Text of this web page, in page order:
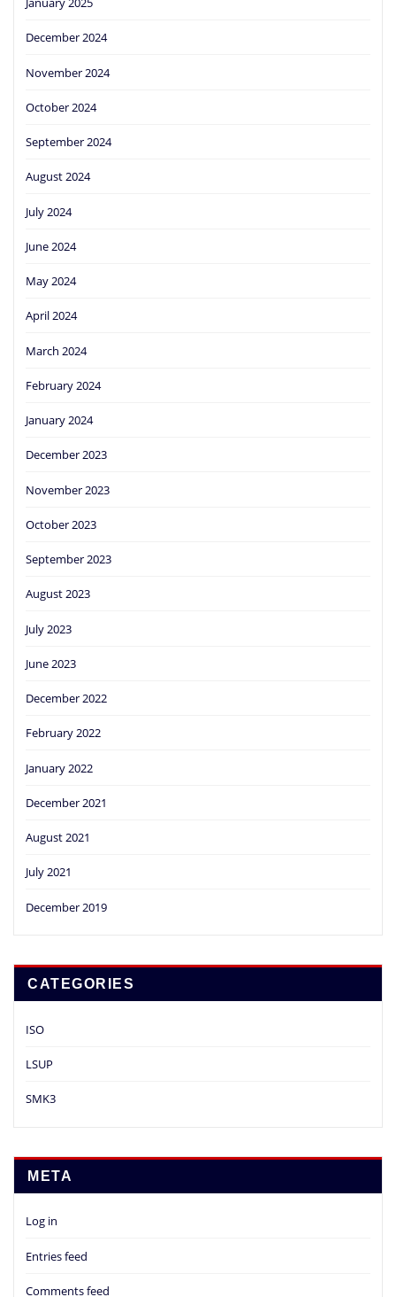
December 2024
November 2024
October 2024
September 2024
August 2024
July 2024
June 2024
May 2024
April 2024
March 2024
February 2024
January 2024
December 2023
November 2023
October 2023
September 2023
August 2023
July 2023
June 2023
December 2022
February 2022
January 2022
December 2021
August 2021
July 2021
December 2019
CATEGORIES
ISO
LSUP
SMK3
META
Log in
Entries feed
Comments feed